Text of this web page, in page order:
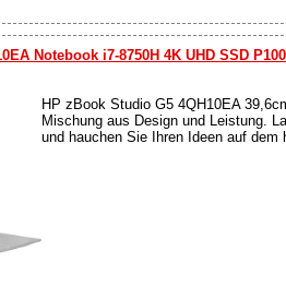
Notebook i7-8750H 4K UHD SSD
HP zBook Studio G5 4QH10EA
Mischung aus Design und Leistung.
und hauchen Sie Ihren Ideen auf dem